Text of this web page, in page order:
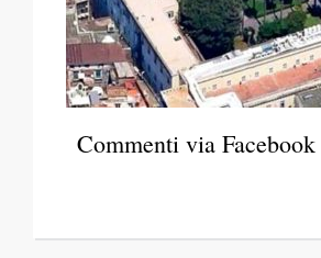
Commenti via Facebook